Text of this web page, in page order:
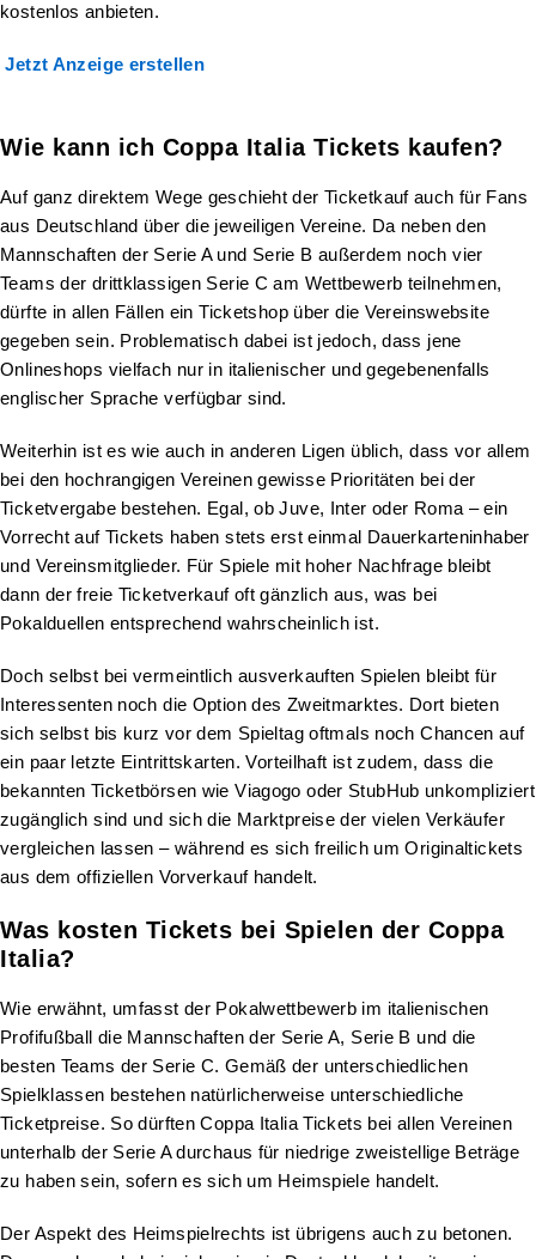
kostenlos anbieten.
Jetzt Anzeige erstellen
Wie kann ich Coppa Italia Tickets kaufen?
Auf ganz direktem Wege geschieht der Ticketkauf auch für Fans
aus Deutschland über die jeweiligen Vereine. Da neben den
Mannschaften der Serie A und Serie B außerdem noch vier
Teams der drittklassigen Serie C am Wettbewerb teilnehmen,
dürfte in allen Fällen ein Ticketshop über die Vereinswebsite
gegeben sein. Problematisch dabei ist jedoch, dass jene
Onlineshops vielfach nur in italienischer und gegebenenfalls
englischer Sprache verfügbar sind.
Weiterhin ist es wie auch in anderen Ligen üblich, dass vor allem
bei den hochrangigen Vereinen gewisse Prioritäten bei der
Ticketvergabe bestehen. Egal, ob Juve, Inter oder Roma – ein
Vorrecht auf Tickets haben stets erst einmal Dauerkarteninhaber
und Vereinsmitglieder. Für Spiele mit hoher Nachfrage bleibt
dann der freie Ticketverkauf oft gänzlich aus, was bei
Pokalduellen entsprechend wahrscheinlich ist.
Doch selbst bei vermeintlich ausverkauften Spielen bleibt für
Interessenten noch die Option des Zweitmarktes. Dort bieten
sich selbst bis kurz vor dem Spieltag oftmals noch Chancen auf
ein paar letzte Eintrittskarten. Vorteilhaft ist zudem, dass die
bekannten Ticketbörsen wie Viagogo oder StubHub unkompliziert
zugänglich sind und sich die Marktpreise der vielen Verkäufer
vergleichen lassen – während es sich freilich um Originaltickets
aus dem offiziellen Vorverkauf handelt.
Was kosten Tickets bei Spielen der Coppa
Italia?
Wie erwähnt, umfasst der Pokalwettbewerb im italienischen
Profifußball die Mannschaften der Serie A, Serie B und die
besten Teams der Serie C. Gemäß der unterschiedlichen
Spielklassen bestehen natürlicherweise unterschiedliche
Ticketpreise. So dürften Coppa Italia Tickets bei allen Vereinen
unterhalb der Serie A durchaus für niedrige zweistellige Beträge
zu haben sein, sofern es sich um Heimspiele handelt.
Der Aspekt des Heimspielrechts ist übrigens auch zu betonen.